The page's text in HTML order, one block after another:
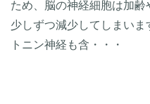
ため、脳の神経細胞は加
少しずつ減少してしまい
トニン神経も含・・・